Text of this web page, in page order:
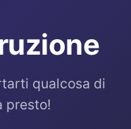
qualcosa di
presto!